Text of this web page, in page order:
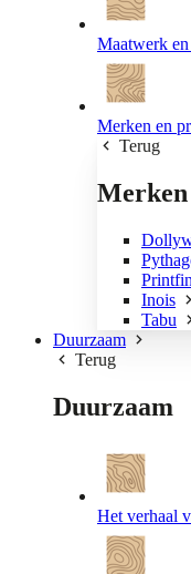
Maatwerk
Merken en
Terug
Inois
Tabu
Duurzaam
Terug
Duurzaam
Het verhaal